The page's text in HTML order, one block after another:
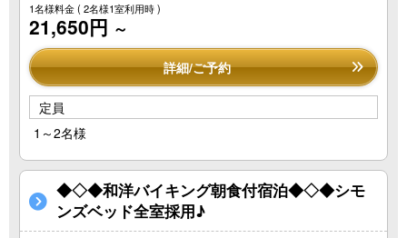
1名様料金( 2名様1室利用時 )
21,650円 ～
詳細/ご予約
定員
1～2名様
◆◇◆和洋バイキング朝食付宿泊◆◇◆シモ
ンズベッド全室採用♪